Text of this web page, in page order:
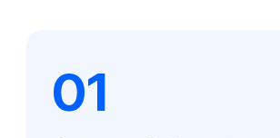
人事・給与
建設